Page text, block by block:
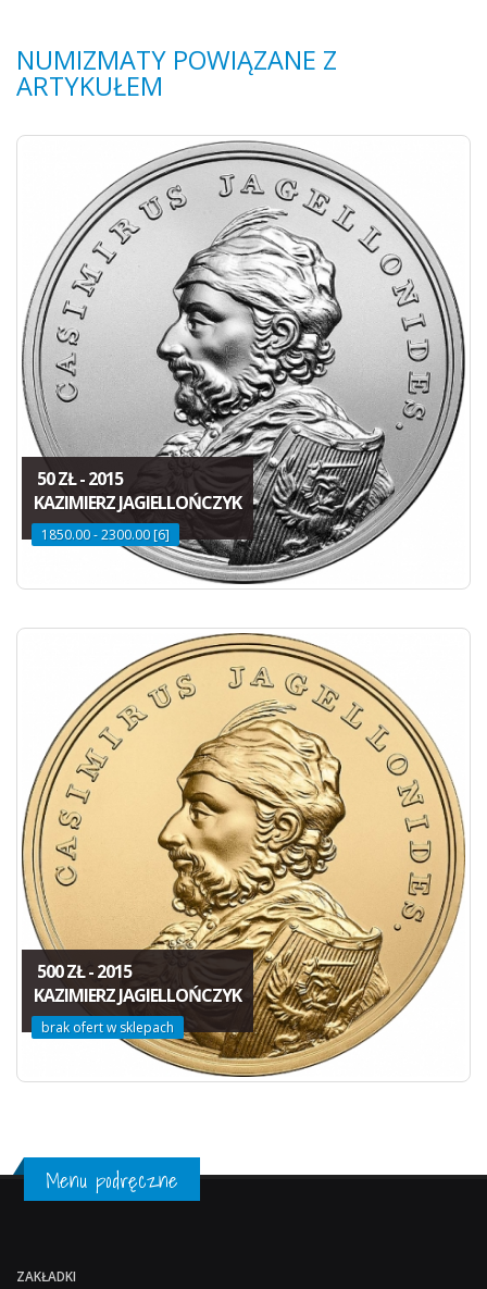
NUMIZMATY POWIĄZANE Z
ARTYKUŁEM
50 ZŁ - 2015
KAZIMIERZ JAGIELLOŃCZYK
1850.00 - 2300.00 [6]
500 ZŁ - 2015
KAZIMIERZ JAGIELLOŃCZYK
brak ofert w sklepach
Menu podręczne
ZAKŁADKI